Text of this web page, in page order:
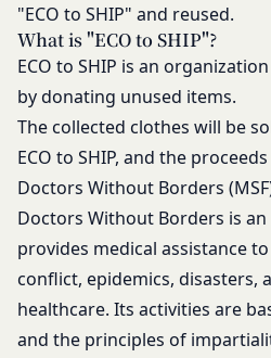
"ECO to SHIP" and reused.
What is "ECO to SHIP"?
ECO to SHIP is an
by donating unused items.
The collected clothes will be
ECO to SHIP, and the
Doctors Without Borders
Doctors Without Borders is
provides medical assistance
conflict, epidemics, disasters,
healthcare. Its activities are
and the principles of
お問い合わせ
開示等のご希望、ご意見、ご
その他個人情報の取り扱い
は、下記の窓口までお願いい
メールによるお問い合わせ
営業時間内に順次回答いたし
お問い合わせ内容によって
く場合や、ご返答できない
かじめご了承いただきます
「@goyoh.jp」を含むメー
るよう、あらかじめご設定く
メールによるお問い合わせ
人情報保護のため、SSL通信
効なものとすることをあらか
会員が本条第１項に定める変
たことにより生じた損害に
を負いません。
第6条（IDおよびパスワード
会員は、会員登録等の際に
認・登録されたお客様IDおよ
用、管理について一切の責任
会員は、お客様IDおよびパ
譲渡、承継、名義変更、貸
ならないものとします。
会員のお客様IDおよびパス
または第三者による不正使